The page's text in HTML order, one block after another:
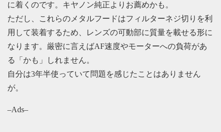
に着くのです。キヤノン純正よりお薦めかも。
ただし、これらのメタルフードはフィルターネジ切りを利
用して装着するため、レンズの可動部に質量を載せる形に
なります。厳密に言えばAF速度やモーターへの負荷があ
る「かも」しれません。
自分は3年半使っていて問題を感じたことはありません
が。
–Ads–